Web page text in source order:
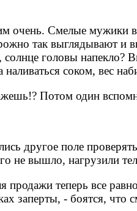
очень. Смелые мужики
так выглядывают и
головы
соком, вес
Потом один
другое поле
вышло, нагрузили
теперь все
заперты, - боятся, что